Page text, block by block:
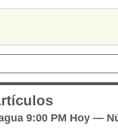
9:00 PM Hoy —